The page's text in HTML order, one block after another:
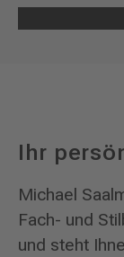
Ihr
Michael
Fach- und
und steht